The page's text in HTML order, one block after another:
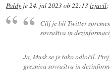
Poldy je24. jul 2023 ob 22:13izjavil:
Cilj je bil Twitter
sovraštva in
Ja, Musk se je tako odločil.
greznica sovraštva in